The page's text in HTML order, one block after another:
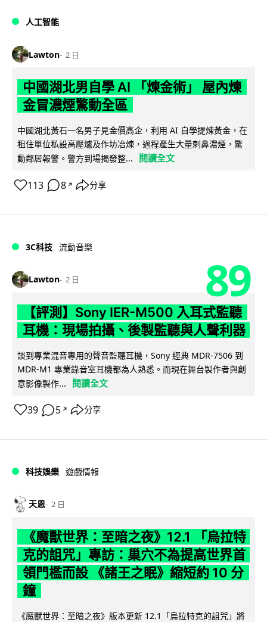
人工智能
Lawton 2 日
中國湖北男自學 AI 「煉金術」 屋內煉
金冒濃煙驚動全區
中國湖北黃石一名男子見金價高企，利用 AI 自學提煉黃金，在
租住單位私設高壓爐及作坊冶煉，過程產生大量刺鼻濃煙，驚
動鄰居報警。警方到場揭發整...
閱讀全文
113 8 ↗ 分享
3C科技 流動音樂
Lawton 2 日 89
【評測】Sony IER-M500 入耳式監聽
耳機：現場拍攝、後製監聽與人聲利器
談到專業混音專用的聲音監聽耳機，Sony 經典 MDR-7506 到
MDR-M1 專業錄音室耳機都為人熟悉。而現在舞台製作者與創
意影像製作...
閱讀全文
39 5 ↗ 分享
科技娛樂 遊戲情報
天恩 2 日
《魔獸世界：至暗之夜》12.1 「烏拉特
克的詛咒」專訪：巢穴不為提高世界首
領門檻而設 《諸王之眠》縮短約 10 分
鐘
《魔獸世界：至暗之夜》版本更新 12.1「烏拉特克的詛咒」將